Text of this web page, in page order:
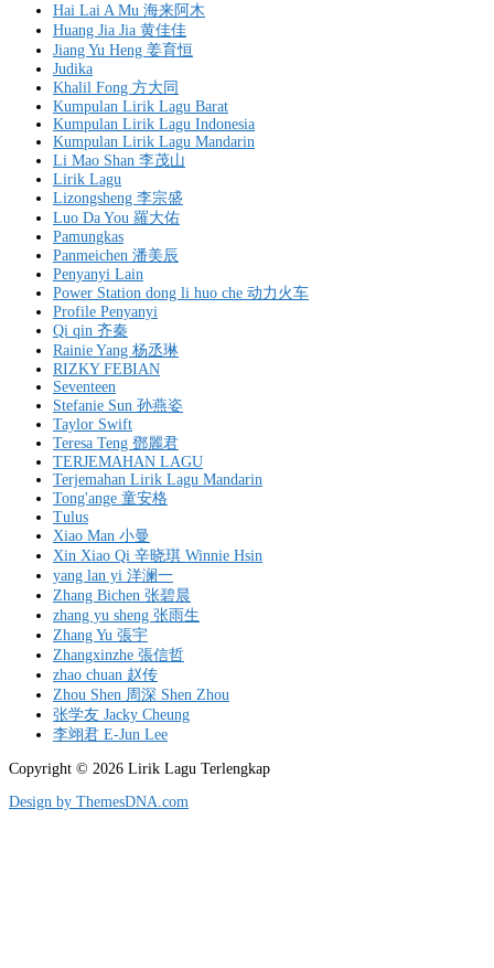
Hai Lai A Mu 海来阿木
Huang Jia Jia 黄佳佳
Jiang Yu Heng 姜育恒
Judika
Khalil Fong 方大同
Kumpulan Lirik Lagu Barat
Kumpulan Lirik Lagu Indonesia
Kumpulan Lirik Lagu Mandarin
Li Mao Shan 李茂山
Lirik Lagu
Lizongsheng 李宗盛
Luo Da You 羅大佑
Pamungkas
Panmeichen 潘美辰
Penyanyi Lain
Power Station dong li huo che 动力火车
Profile Penyanyi
Qi qin 齐秦
Rainie Yang 杨丞琳
RIZKY FEBIAN
Seventeen
Stefanie Sun 孙燕姿
Taylor Swift
Teresa Teng 鄧麗君
TERJEMAHAN LAGU
Terjemahan Lirik Lagu Mandarin
Tong'ange 童安格
Tulus
Xiao Man 小曼
Xin Xiao Qi 辛晓琪 Winnie Hsin
yang lan yi 洋澜一
Zhang Bichen 张碧晨
zhang yu sheng 张雨生
Zhang Yu 張宇
Zhangxinzhe 張信哲
zhao chuan 赵传
Zhou Shen 周深 Shen Zhou
张学友 Jacky Cheung
李翊君 E-Jun Lee
Copyright © 2026 Lirik Lagu Terlengkap
Design by ThemesDNA.com